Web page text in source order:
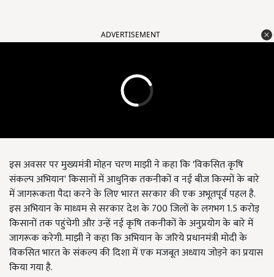
ADVERTISEMENT
इस अवसर पर मुख्यमंत्री मोहन चरण माझी ने कहा कि 'विकसित कृषि
संकल्प अभियान' किसानों में आधुनिक तकनीकों व नई बीज किस्मों के बारे
में जागरूकता पैदा करने के लिए भारत सरकार की एक अभूतपूर्व पहल है.
इस अभियान के माध्यम से सरकार देश के 700 जिलों के लगभग 1.5 करोड़
किसानों तक पहुंचेगी और उन्हें नई कृषि तकनीकों के अनुप्रयोग के बारे में
जागरूक करेगी. माझी ने कहा कि अभियान के जरिये प्रधानमंत्री मोदी के
विकसित भारत के संकल्प की दिशा में एक मजबूत अध्याय जोड़ने का प्रयास
किया गया है.